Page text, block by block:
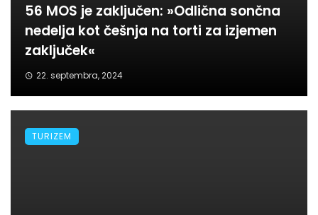
56 MOS je zaključen: »Odlična sončna
nedelja kot češnja na torti za izjemen
zaključek«
22. septembra, 2024
TURIZEM